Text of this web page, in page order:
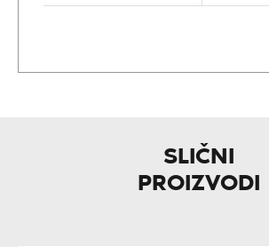
SLIČNI
PROIZVODI